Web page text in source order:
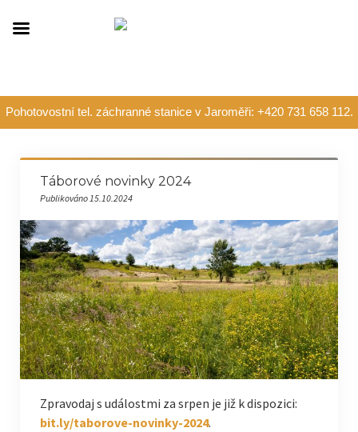
Pohotovostní tel. záchranné stanice v Jaroměři: +420 731 658 112.
Táborové novinky 2024
Publikováno 15.10.2024
Zpravodaj s událostmi za srpen je již k dispozici:
bit.ly/taborove-novinky-2024.